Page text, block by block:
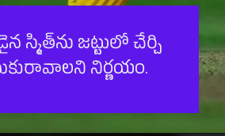
స్మిత్‌ను జట్టులో చేర్చి
నిర్ణయం.